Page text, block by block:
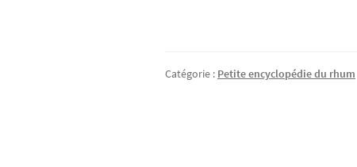
Catégorie : Petite encyclopédie du rhum